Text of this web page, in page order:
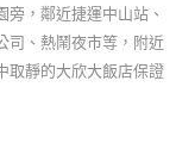
，鄰近捷運中山站、
司、熱鬧夜市等，附近
取靜的大欣大飯店保證